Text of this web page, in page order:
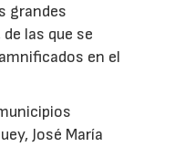
grandes
las que se
en el
José María